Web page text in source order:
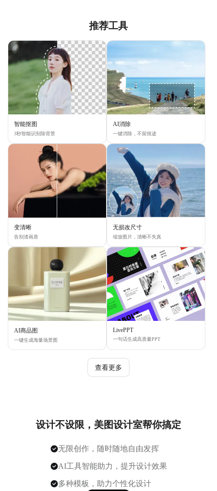
推荐工具
智能抠图
3秒智能识别除背景
AI消除
一键消除，不留痕迹
变清晰
告别渣画质
无损改尺寸
缩放图片，清晰不失真
AI商品图
一键生成海量场景图
LivePPT
一句话生成高质量PPT
查看更多
设计不设限，美图设计室帮你搞定
无限创作，随时随地自由发挥
AI工具智能助力，提升设计效果
多种模板，助力个性化设计